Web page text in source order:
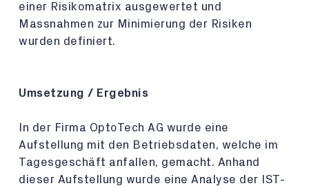
einer Risikomatrix ausgewertet und
Massnahmen zur Minimierung der Risiken
wurden definiert.
Umsetzung / Ergebnis
In der Firma OptoTech AG wurde eine
Aufstellung mit den Betriebsdaten, welche im
Tagesgeschäft anfallen, gemacht. Anhand
dieser Aufstellung wurde eine Analyse der IST-